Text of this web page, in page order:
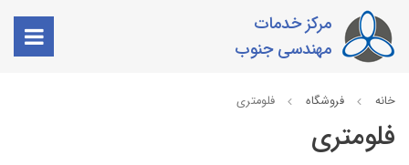
مرکز خدمات
مهندسی جنوب
خانه فروشگاه فلومتری
فلومتری